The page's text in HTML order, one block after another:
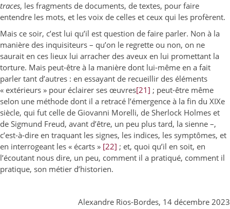
traces, les fragments de documents, de textes, pour faire
entendre les mots, et les voix de celles et ceux qui les profèrent.
Mais ce soir, c’est lui qu’il est question de faire parler. Non à la
manière des inquisiteurs – qu’on le regrette ou non, on ne
saurait en ces lieux lui arracher des aveux en lui promettant la
torture. Mais peut-être à la manière dont lui-même en a fait
parler tant d’autres : en essayant de recueillir des éléments
« extérieurs » pour éclairer ses œuvres[21] ; peut-être même
selon une méthode dont il a retracé l’émergence à la fin du XIXe
siècle, qui fut celle de Giovanni Morelli, de Sherlock Holmes et
de Sigmund Freud, avant d’être, un peu plus tard, la sienne –,
c’est-à-dire en traquant les signes, les indices, les symptômes, et
en interrogeant les « écarts » [22] ; et, quoi qu’il en soit, en
l’écoutant nous dire, un peu, comment il a pratiqué, comment il
pratique, son métier d’historien.
Alexandre Rios-Bordes, 14 décembre 2023